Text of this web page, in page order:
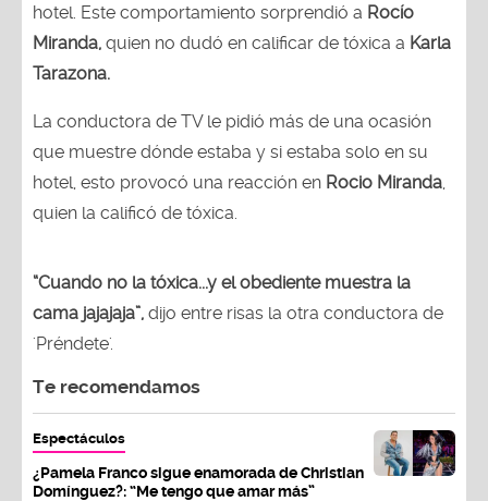
hotel. Este comportamiento sorprendió a Rocío
Miranda, quien no dudó en calificar de tóxica a Karla
Tarazona.
La conductora de TV le pidió más de una ocasión
que muestre dónde estaba y si estaba solo en su
hotel, esto provocó una reacción en Rocio Miranda
quien la calificó de tóxica.
“Cuando no la tóxica...y el obediente muestra la
cama jajajaja”, dijo entre risas la otra conductora de
'Préndete'.
Te recomendamos
Espectáculos
¿Pamela Franco sigue enamorada de Christian
Domínguez?: “Me tengo que amar más”